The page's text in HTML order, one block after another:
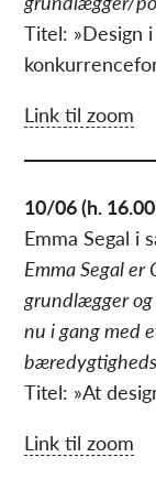
Titel: »Design
Link til zoom
10/06 (h.
Emma Segal i
Emma Segal er
grundlægger
nu i gang med
Titel: »At
Link til zoom